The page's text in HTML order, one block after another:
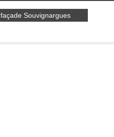
Souvignargues